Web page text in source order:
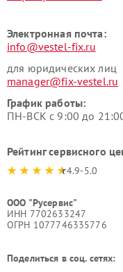
Электронная почта:
info@vestel-fix.ru
для юридических лиц
manager@fix-vestel.ru
График работы:
ПН-ВСК с 9:00 до
Рейтинг сервисного
4.9-5.0
ООО "Русервис"
ИНН 7702633247
ОГРН 1077746335776
Поделиться в соц. сетях: